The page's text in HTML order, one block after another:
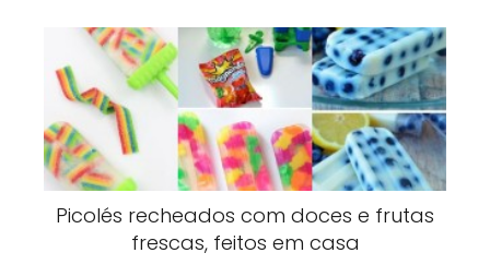
Picolés recheados com doces e frutas
frescas, feitos em casa